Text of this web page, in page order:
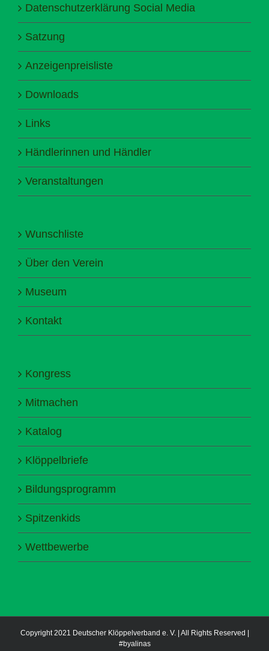
Datenschutzerklärung Social Media
Satzung
Anzeigenpreisliste
Downloads
Links
Händlerinnen und Händler
Veranstaltungen
Wunschliste
Über den Verein
Museum
Kontakt
Kongress
Mitmachen
Katalog
Klöppelbriefe
Bildungsprogramm
Spitzenkids
Wettbewerbe
Copyright 2021 Deutscher Klöppelverband e. V. | All Rights Reserved |
#byalinas